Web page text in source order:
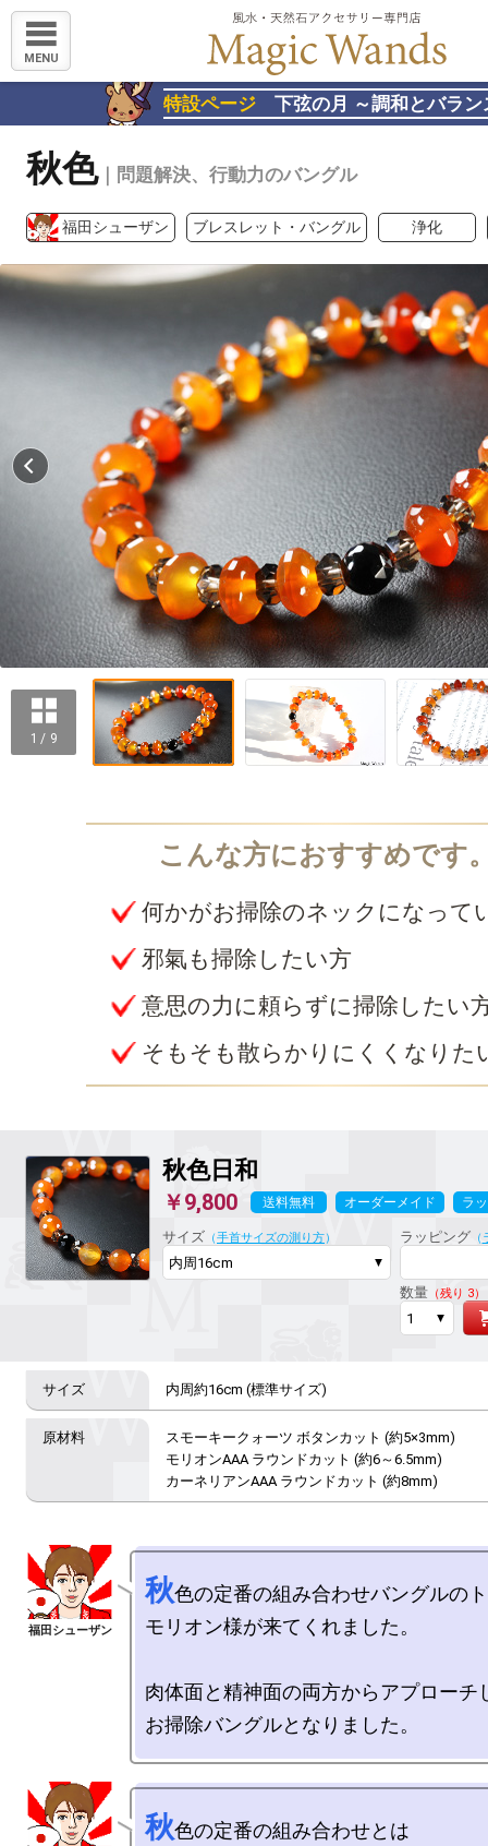
MENU
特設ページ 下弦の月 ～調和とバラン
秋色｜問題解決、行動力のバングル
福田シューザン ブレスレット・バングル 浄化
1 / 9
何かがお掃除のネックになって
邪氣も掃除したい方
意思の力に頼らずに掃除したい
そもそも散らかりにくくなりた
秋色日和
￥9,800 送料無料 オーダーメイド ラ
サイズ （手首サイズの測り方） ラッピング（
数量（残り 3）
内周約16cm (標準サイズ)
スモーキークォーツ ボタンカット (約5×3mm)
モリオンAAA ラウンドカット (約6～6.5mm)
カーネリアンAAA ラウンドカット (約8mm)
秋色の定番の組み合わせバングルの
モリオン様が来てくれました。
肉体面と精神面の両方からアプローチ
秋色の定番の組み合わせとは